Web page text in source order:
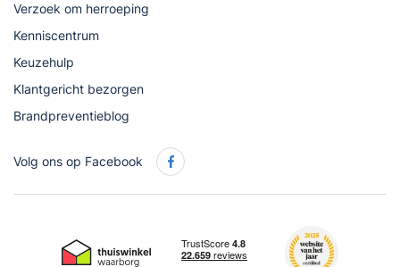
Verzoek om herroeping
Kenniscentrum
Keuzehulp
Klantgericht bezorgen
Brandpreventieblog
Volg ons op Facebook